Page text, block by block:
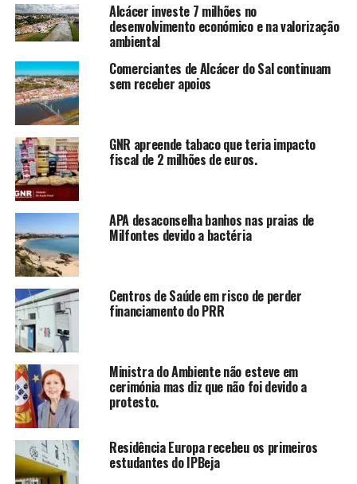
Alcácer investe 7 milhões no
desenvolvimento económico e na valorização
ambiental
Comerciantes de Alcácer do Sal continuam
sem receber apoios
GNR apreende tabaco que teria impacto
fiscal de 2 milhões de euros.
APA desaconselha banhos nas praias de
Milfontes devido a bactéria
Centros de Saúde em risco de perder
financiamento do PRR
Ministra do Ambiente não esteve em
cerimónia mas diz que não foi devido a
protesto.
Residência Europa recebeu os primeiros
estudantes do IPBeja